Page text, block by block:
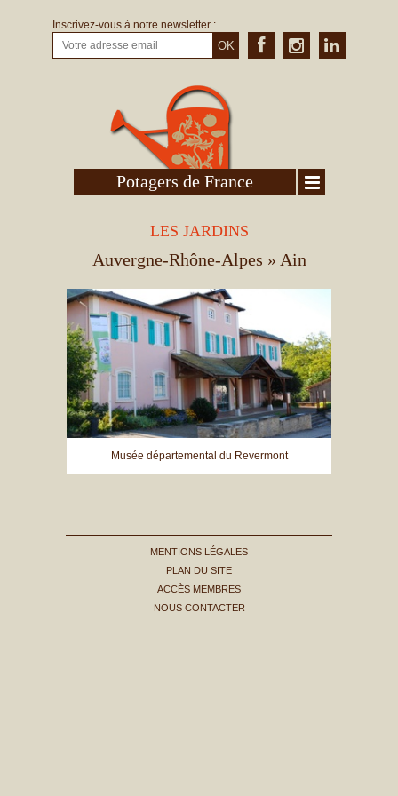
Inscrivez-vous à notre newsletter :
OK
Potagers de France
LES JARDINS
Auvergne-Rhône-Alpes » Ain
Musée départemental du Revermont
MENTIONS LÉGALES
PLAN DU SITE
ACCÈS MEMBRES
NOUS CONTACTER